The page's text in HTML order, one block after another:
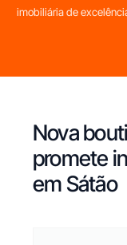
imobiliária de
Nova
promete
em Sátão